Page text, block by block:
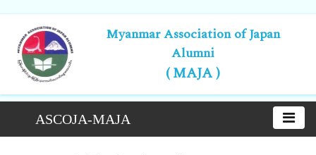
Myanmar Association of Japan
Alumni
( MAJA )
ASCOJA-MAJA